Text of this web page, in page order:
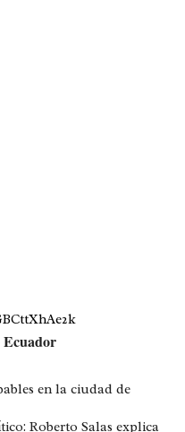
en la ciudad de
Roberto Salas explica